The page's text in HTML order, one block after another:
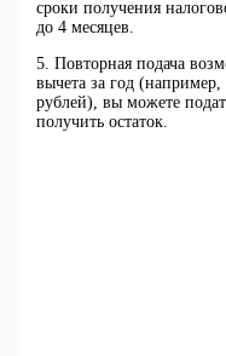
сроки получения
до 4 месяцев.
5. Повторная подача
вычета за год
рублей), вы можете
получить остаток.